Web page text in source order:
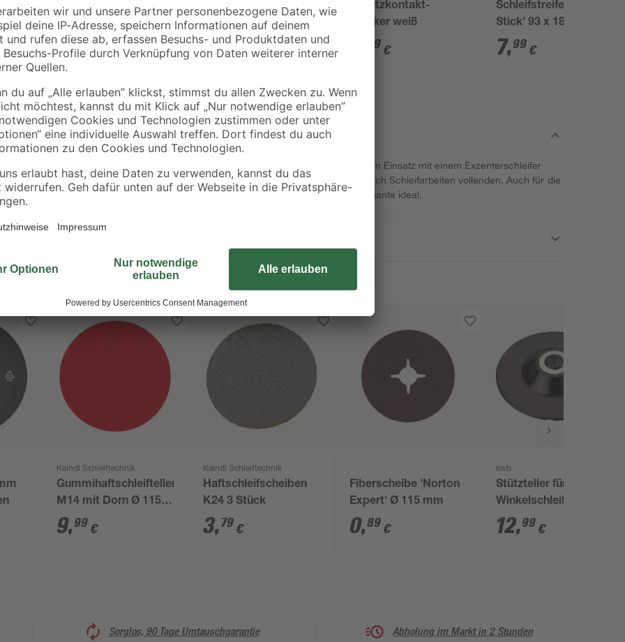
Duscheinlage
'Plattfuß' pergamon
54 x 54 cm
14,99 €
Schleifblatt-Set
ungelocht Ø 12,5 cm
G60 - 180 10-teilig
10,99€
Schutzkontakt-
Stecker weiß
69 €
Schleifstreifen 'Quick-
Stick' 93 x 185 mm
K80 5 Stück
7,99 €
Der Schleifteller aus dem Hause Bosch ist für den Einsatz mit einem Exzenterschleifer
geeignet. Mit dem weichen Schleifteller lassen sich Schleifarbeiten vollenden. Auch für die
Bearbeitung von Ecken und Kanten ist diese Variante ideal.
Kaindl Schleiftechnik
Gummihaftschleifteller
M14 mit Dorn Ø 115
mm
9,99 €
Kaindl Schleiftechnik
Haftschleifscheiben
K24 3 Stück
3,79 €
Fiberscheibe 'Norton
Expert' Ø 115 mm
0,89 €
kwb
Stützteller für
Winkelschleifer M14 Ø
125 mm
12,99 €
Sorglos, 90 Tage Umtauschgarantie Abholung im Markt in 2 Stunden